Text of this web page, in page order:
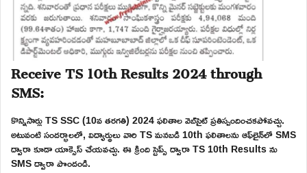
Receive TS 10th Results 2024 through
SMS:
కొన్నిసార్లు TS SSC (10వ తరగతి) 2024 ఫలితాల వెబ్‌సైట్ ప్రతిస్పందించకపోవచ్చు.
అటువంటి సందర్భాలలో, విద్యార్థులు వారి TS మనబడి 10th ఫలితాలను ఆఫ్‌లైన్‌లో SMS
ద్వారా కూడా యాక్సెస్ చేయవచ్చు. ఈ క్రింది స్టెప్స్ ద్వారా TS 10th Results ను
SMS ద్వారా పొందండి.